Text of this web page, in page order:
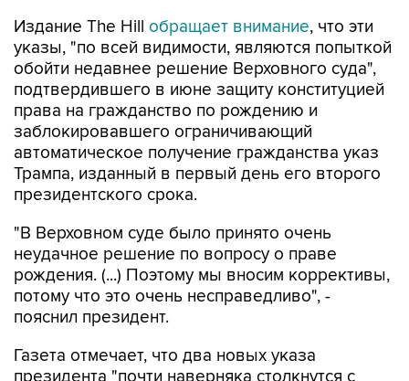
Издание The Hill обращает внимание, что эти
указы, "по всей видимости, являются попыткой
обойти недавнее решение Верховного суда",
подтвердившего в июне защиту конституцией
права на гражданство по рождению и
заблокировавшего ограничивающий
автоматическое получение гражданства указ
Трампа, изданный в первый день его второго
президентского срока.
"В Верховном суде было принято очень
неудачное решение по вопросу о праве
рождения. (...) Поэтому мы вносим коррективы,
потому что это очень несправедливо", -
пояснил президент.
Газета отмечает, что два новых указа